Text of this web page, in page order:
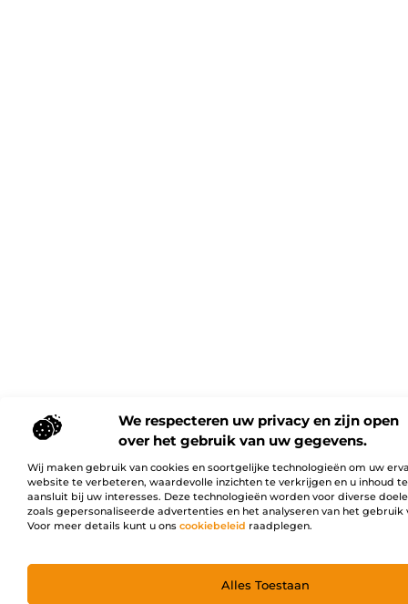
We respecteren uw privacy en zijn open
over het gebruik van uw gegevens.
Wij maken gebruik van cookies en soortgelijke technologieën om uw
website te verbeteren, waardevolle inzichten te verkrijgen en u inhoud
aansluit bij uw interesses. Deze technologieën worden voor diverse
zoals gepersonaliseerde advertenties en het analyseren van het gebruik
Voor meer details kunt u ons cookiebeleid raadplegen.
Alles Toestaan